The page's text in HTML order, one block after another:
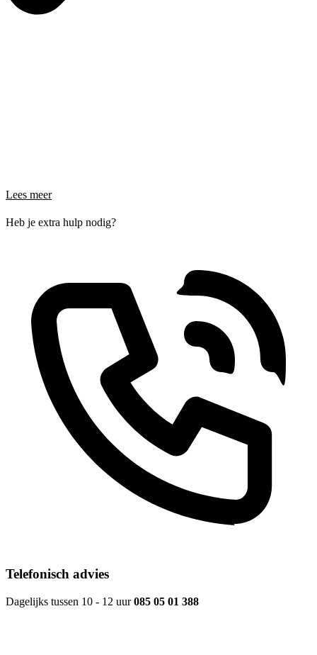
Lees meer
Heb je extra hulp nodig?
Telefonisch advies
Dagelijks tussen 10 - 12 uur085 05 01 388